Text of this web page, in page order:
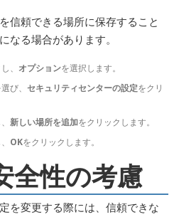
信頼できる場所に保存すること
なる場合があります。
、 オプションを選択します。
び、 セキュリティセンターの設定をクリ
新しい場所を追加をクリックします。
OKをクリックします。
全性の考慮
を変更する際には、信頼できな